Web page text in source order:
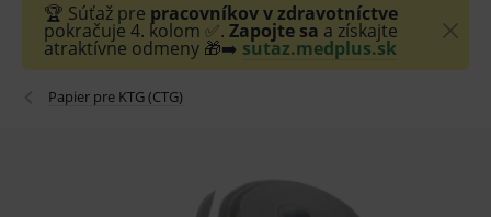
🏆 Súťaž pre pracovníkov v zdravotníctve
pokračuje 4. kolom ✅. Zapojte sa a získajte
atraktívne odmeny 🎁➡️ sutaz.medplus.sk
Papier pre KTG (CTG)